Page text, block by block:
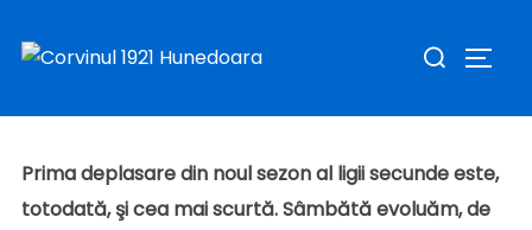
după:
Dumbrăviţa
Prima deplasare din noul sezon al ligii secunde este,
totodată, şi cea mai scurtă. Sâmbătă evoluăm, de